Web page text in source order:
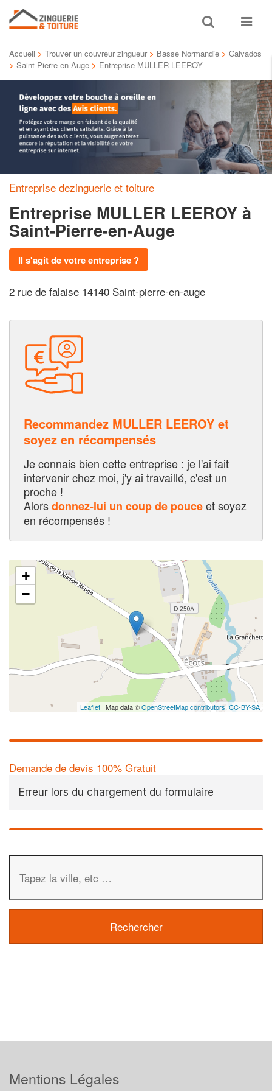
Toggle
search
Toggle
Accueil > Trouver un couvreur zingueur > Basse Normandie > Calvados
> Saint-Pierre-en-Auge > Entreprise MULLER LEEROY
Entreprise dezinguerie et toiture
Entreprise MULLER LEEROY à
Saint-Pierre-en-Auge
Il s'agit de votre entreprise ?
2 rue de falaise 14140 Saint-pierre-en-auge
Recommandez MULLER LEEROY et
soyez en récompensés
Je connais bien cette entreprise : je l'ai fait
intervenir chez moi, j'y ai travaillé, c'est un
proche !
Alorsdonnez-lui un coup de pouceet soyez
en récompensés !
+
−
Leaflet | Map data ©OpenStreetMap contributors, CC-BY-SA
Demande de devis 100% Gratuit
Erreur lors du chargement du formulaire
Mentions Légales